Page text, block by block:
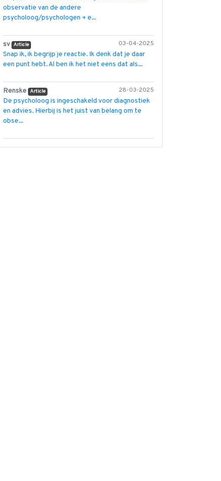
observatie van de andere
psycholoog/psychologen + e...
03-04-2025
sv Article
Snap ik, ik begrijp je reactie. Ik denk dat je daar
een punt hebt. Al ben ik het niet eens dat als...
28-03-2025
Renske Article
De psycholoog is ingeschakeld voor diagnostiek
en advies. Hierbij is het juist van belang om te
obse...